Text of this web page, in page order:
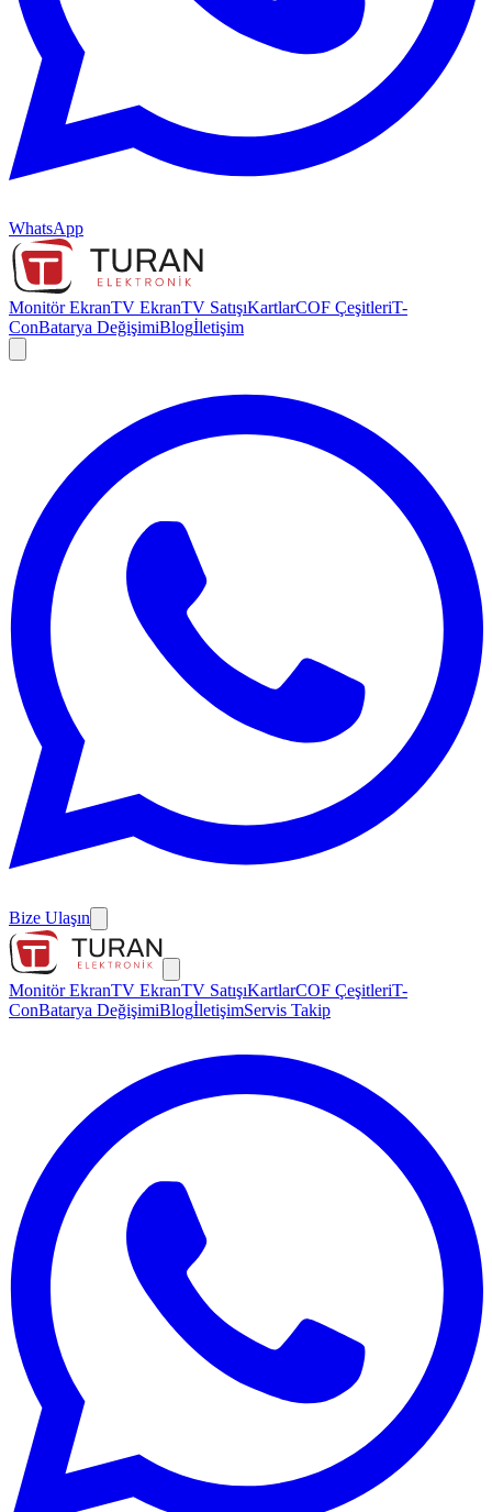
WhatsApp
Monitör EkranTV EkranTV SatışıKartlarCOF ÇeşitleriT-
ConBatarya DeğişimiBlogİletişim
Bize Ulaşın
Monitör EkranTV EkranTV SatışıKartlarCOF ÇeşitleriT-
ConBatarya DeğişimiBlogİletişimServis Takip